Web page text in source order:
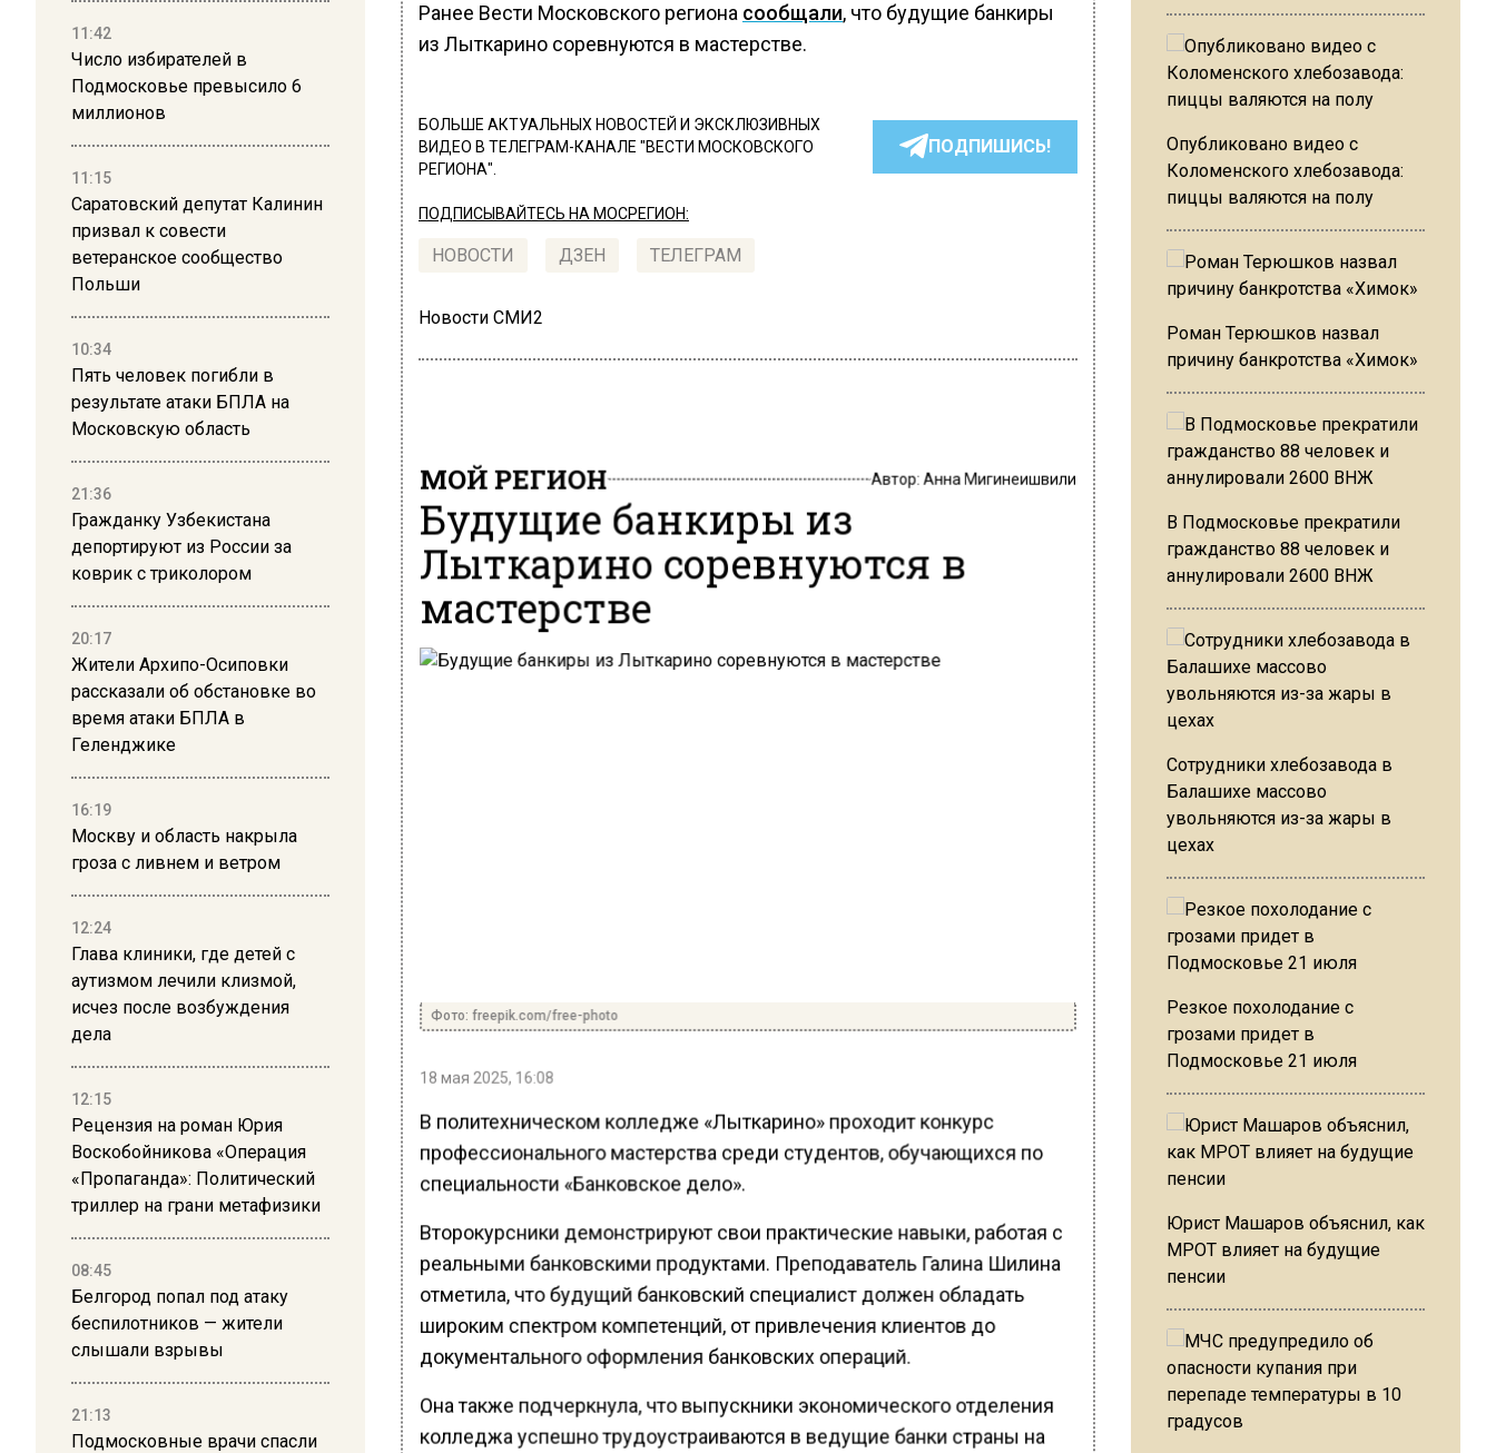
11:42
Число избирателей в
Подмосковье превысило 6
миллионов
11:15
Саратовский депутат Калинин
призвал к совести
ветеранское сообщество
Польши
10:34
Пять человек погибли в
результате атаки БПЛА на
Московскую область
21:36
Гражданку Узбекистана
депортируют из России за
коврик с триколором
20:17
Жители Архипо-Осиповки
рассказали об обстановке во
время атаки БПЛА в
Геленджике
16:19
Москву и область накрыла
гроза с ливнем и ветром
12:24
Глава клиники, где детей с
аутизмом лечили клизмой,
исчез после возбуждения
дела
12:15
Рецензия на роман Юрия
Воскобойникова «Операция
«Пропаганда»: Политический
триллер на грани метафизики
08:45
Белгород попал под атаку
беспилотников — жители
слышали взрывы
21:13
Подмосковные врачи спасли
Ранее Вести Московского региона сообщали, что будущие банкиры
из Лыткарино соревнуются в мастерстве.
БОЛЬШЕ АКТУАЛЬНЫХ НОВОСТЕЙ И ЭКСКЛЮЗИВНЫХ
ВИДЕО В ТЕЛЕГРАМ-КАНАЛЕ "ВЕСТИ МОСКОВСКОГО
РЕГИОНА".
ПОДПИШИСЬ!
ПОДПИСЫВАЙТЕСЬ НА МОСРЕГИОН:
НОВОСТИ ДЗЕН ТЕЛЕГРАМ
Новости СМИ2
МОЙ РЕГИОН Автор: Анна Мигинеишвили
Будущие банкиры из
Лыткарино соревнуются в
мастерстве
Фото: freepik.com/free-photo
18 мая 2025, 16:08
В политехническом колледже «Лыткарино» проходит конкурс
профессионального мастерства среди студентов, обучающихся по
специальности «Банковское дело».
Второкурсники демонстрируют свои практические навыки, работая с
реальными банковскими продуктами. Преподаватель Галина Шилина
отметила, что будущий банковский специалист должен обладать
широким спектром компетенций, от привлечения клиентов до
документального оформления банковских операций.
Она также подчеркнула, что выпускники экономического отделения
колледжа успешно трудоустраиваются в ведущие банки страны на
Опубликовано видео с
Коломенского хлебозавода:
пиццы валяются на полу
Роман Терюшков назвал
причину банкротства «Химок»
В Подмосковье прекратили
гражданство 88 человек и
аннулировали 2600 ВНЖ
Сотрудники хлебозавода в
Балашихе массово
увольняются из-за жары в
цехах
Резкое похолодание с
грозами придет в
Подмосковье 21 июля
Юрист Машаров объяснил, как
МРОТ влияет на будущие
пенсии